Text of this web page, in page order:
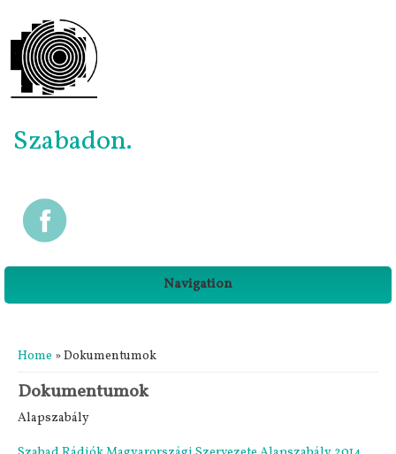
Szabadon.
Navigation
You are here
Home » Dokumentumok
Dokumentumok
Alapszabály